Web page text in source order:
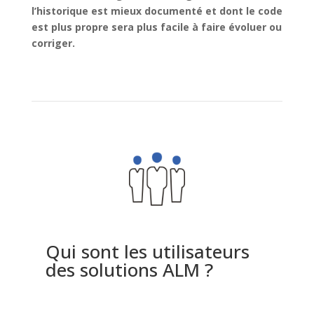
l’historique est mieux documenté et dont le code
est plus propre sera plus facile à faire évoluer ou
corriger.
Qui sont les utilisateurs
des solutions ALM ?